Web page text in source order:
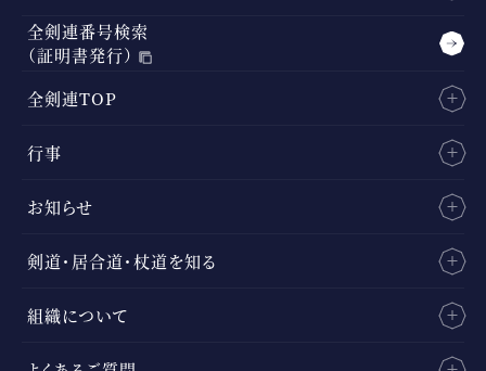
全剣連番号検索
（証明書発行）
全剣連TOP
行事
お知らせ
剣道・居合道・杖道を知る
組織について